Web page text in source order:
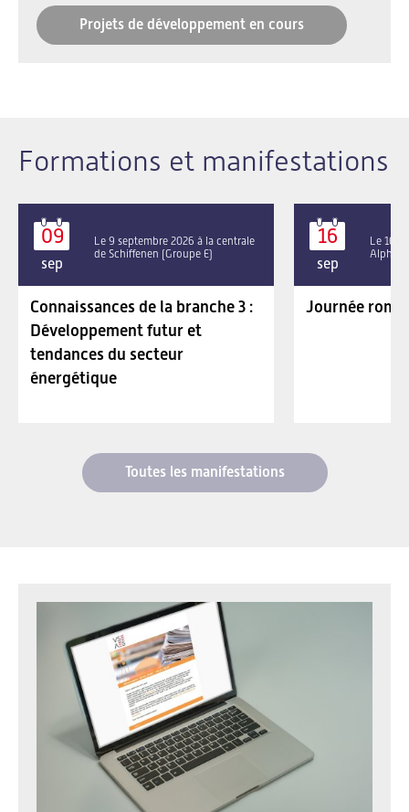
Projets de développement en cours
Formations et manifestations
09
sep
Le 9 septembre 2026 à la centrale
de Schiffenen (Groupe E)
Connaissances de la branche 3 :
Développement futur et
tendances du secteur
énergétique
16
sep
Le 16
Alpha
Journée
Toutes les manifestations